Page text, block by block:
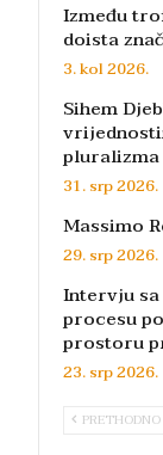
Između
doista
3. kol 2026.
Sihem
31. srp 2026.
Massimo
29. srp 2026.
Intervju sa
procesu
prostoru
23. srp 2026.
PRETHODNO